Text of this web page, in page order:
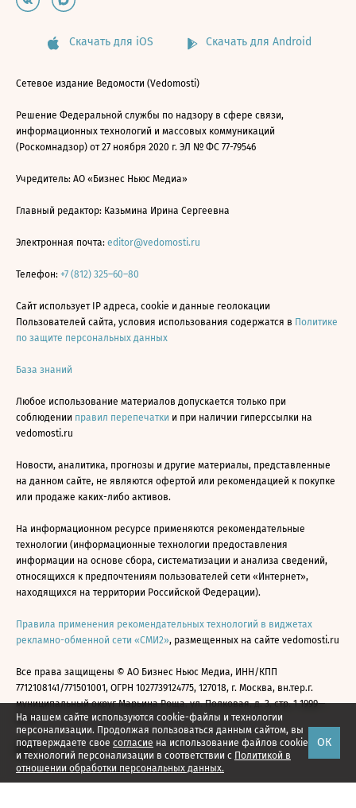
На нашем сайте используются cookie-файлы и технологии
персонализации. Продолжая пользоваться данным сайтом, вы
подтверждаете свое согласие на использование файлов cookie
и технологий персонализации в соответствии с Политикой в
отношении обработки персональных данных.
ОК
Скачать для iOS Скачать для Android
Сетевое издание Ведомости (Vedomosti)
Решение Федеральной службы по надзору в сфере связи,
информационных технологий и массовых коммуникаций
(Роскомнадзор) от 27 ноября 2020 г. ЭЛ № ФС 77-79546
Учредитель: АО «Бизнес Ньюс Медиа»
Главный редактор: Казьмина Ирина Сергеевна
Электронная почта: editor@vedomosti.ru
Телефон: +7 (812) 325–60–80
Сайт использует IP адреса, cookie и данные геолокации
Пользователей сайта, условия использования содержатся в Политике
по защите персональных данных
База знаний
Любое использование материалов допускается только при
соблюдении правил перепечатки и при наличии гиперссылки на
vedomosti.ru
Новости, аналитика, прогнозы и другие материалы, представленные
на данном сайте, не являются офертой или рекомендацией к покупке
или продаже каких-либо активов.
На информационном ресурсе применяются рекомендательные
технологии (информационные технологии предоставления
информации на основе сбора, систематизации и анализа сведений,
относящихся к предпочтениям пользователей сети «Интернет»,
находящихся на территории Российской Федерации).
Правила применения рекомендательных технологий в виджетах
рекламно-обменной сети «СМИ2», размещенных на сайте vedomosti.ru
Все права защищены © АО Бизнес Ньюс Медиа, ИНН/КПП
7712108141/771501001, ОГРН 1027739124775, 127018, г. Москва, вн.тер.г.
муниципальный округ Марьина Роща, ул. Полковая, д. 3, стр. 1 1999—
2026